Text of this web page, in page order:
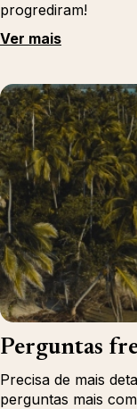
progrediram!
Ver mais
Perguntas
Precisa de mais
perguntas mais